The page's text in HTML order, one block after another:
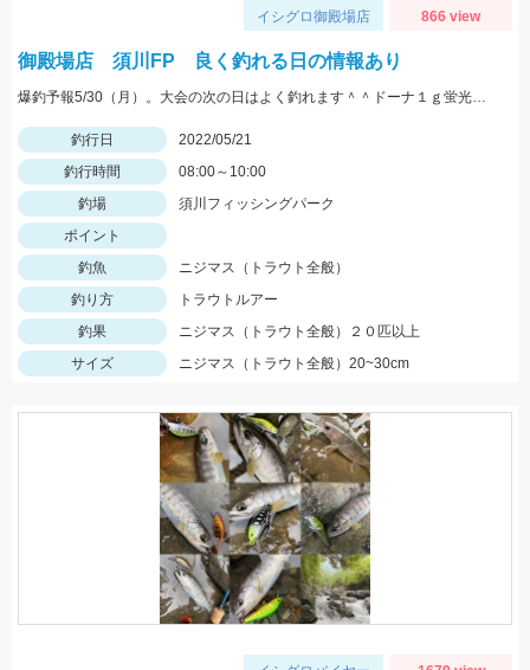
イシグロ御殿場店 866 view
御殿場店 須川FP 良く釣れる日の情報あり
爆釣予報5/30（月）。大会の次の日はよく釣れます＾＾ドーナ１ｇ蛍光ザキヤマメやミノーなどがオススメ。
釣行日
2022/05/21
釣行時間
08:00～10:00
釣場
須川フィッシングパーク
ポイント
釣魚
ニジマス（トラウト全般）
釣り方
トラウトルアー
釣果
ニジマス（トラウト全般）２０匹以上
サイズ
ニジマス（トラウト全般）20~30cm